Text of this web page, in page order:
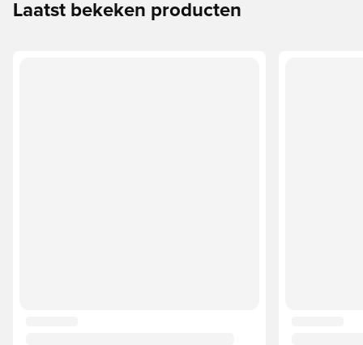
Laatst bekeken producten